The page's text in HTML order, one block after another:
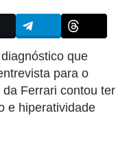
que
para o
Ferrari contou ter
e hiperatividade